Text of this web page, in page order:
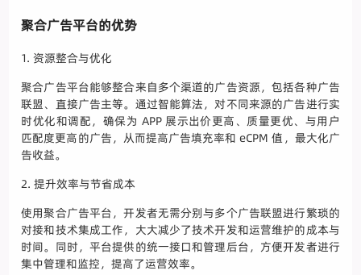
聚合广告平台的优势
1. 资源整合与优化
聚合广告平台能够整合来自多个渠道的广告资源，包括各种广告
联盟、直接广告主等。通过智能算法，对不同来源的广告进行实
时优化和调配，确保为 APP 展示出价更高、质量更优、与用户
匹配度更高的广告，从而提高广告填充率和 eCPM 值，最大化广
告收益。
2. 提升效率与节省成本
使用聚合广告平台，开发者无需分别与多个广告联盟进行繁琐的
对接和技术集成工作，大大减少了技术开发和运营维护的成本与
时间。同时，平台提供的统一接口和管理后台，方便开发者进行
集中管理和监控，提高了运营效率。